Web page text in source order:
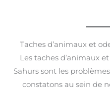
Taches d’animaux et
Les taches d’animaux
Sahurs sont les
constatons au sein de